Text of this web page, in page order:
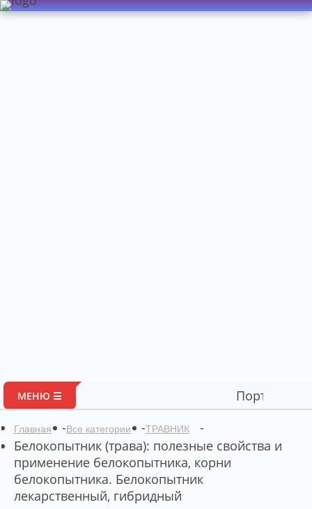
МЕНЮ ☰ Портал авторских
Главная -Все категории -ТРАВНИК
-
Белокопытник (трава): полезные свойства и
применение белокопытника, корни
белокопытника. Белокопытник
лекарственный, гибридный